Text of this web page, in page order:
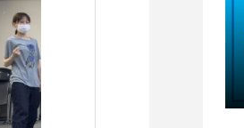
８月のワークショップのお知
らせです。